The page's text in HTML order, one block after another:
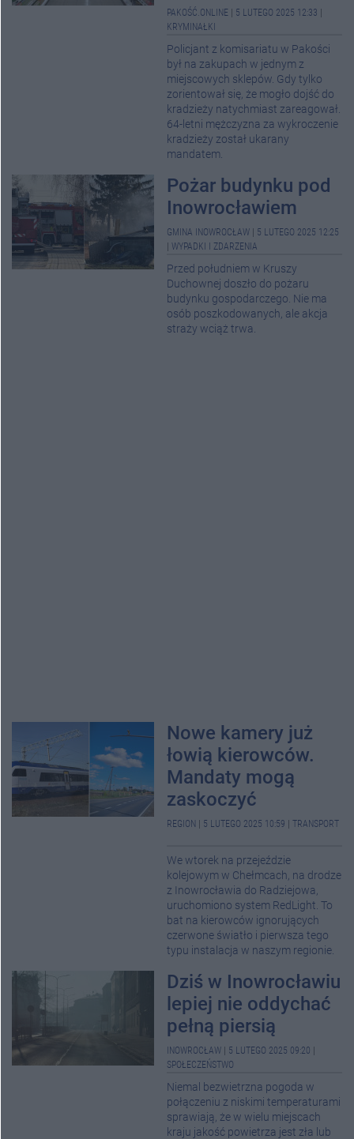
PAKOŚĆ.ONLINE 5 LUTEGO 2025 12:33
KRYMINAŁKI
Policjant z komisariatu w Pakości
był na zakupach w jednym z
miejscowych sklepów. Gdy tylko
zorientował się, że mogło dojść do
kradzieży natychmiast zareagował.
64-letni mężczyzna za wykroczenie
kradzieży został ukarany
mandatem.
Pożar budynku pod
Inowrocławiem
GMINA INOWROCŁAW
5 LUTEGO 2025 12:25
WYPADKI I ZDARZENIA
Przed południem w Kruszy
Duchownej doszło do pożaru
budynku gospodarczego. Nie ma
osób poszkodowanych, ale akcja
straży wciąż trwa.
Nowe kamery już
łowią kierowców.
Mandaty mogą
zaskoczyć
REGION 5 LUTEGO 2025 10:59 TRANSPORT
We wtorek na przejeździe
kolejowym w Chełmcach, na drodze
z Inowrocławia do Radziejowa,
uruchomiono system RedLight. To
bat na kierowców ignorujących
czerwone światło i pierwsza tego
typu instalacja w naszym regionie.
Dziś w Inowrocławiu
lepiej nie oddychać
pełną piersią
INOWROCŁAW 5 LUTEGO 2025 09:20
SPOŁECZEŃSTWO
Niemal bezwietrzna pogoda w
połączeniu z niskimi temperaturami
sprawiają, że w wielu miejscach
kraju jakość powietrza jest zła lub